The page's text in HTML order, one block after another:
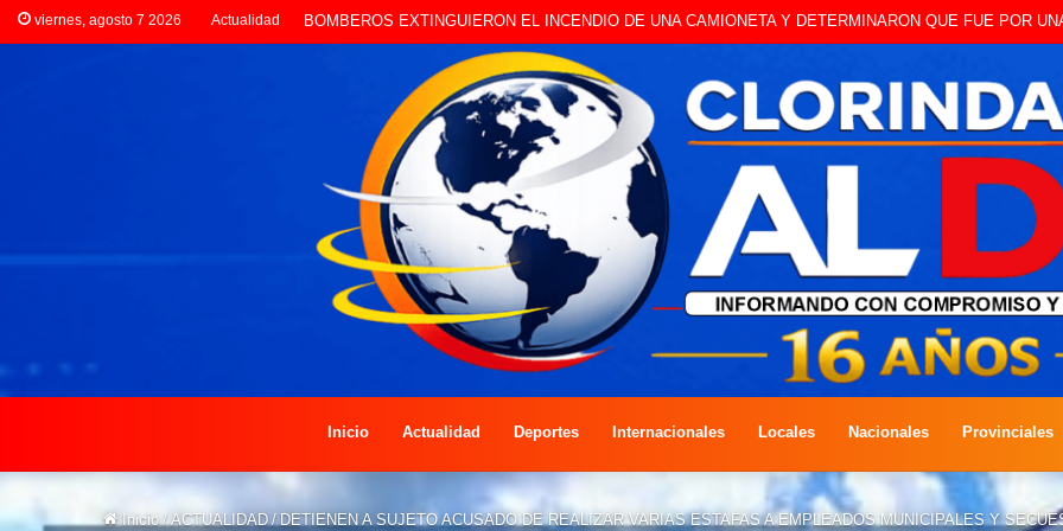
viernes, agosto 7 2026 Actualidad LA POLICÍA INVESTIGA ROBO A CAMBISTA OCURRIDO ESTE JUEVES
Inicio Actualidad Deportes Internacionales Locales Nacionales Provinciales
Inicio / ACTUALIDAD / DETIENEN A SUJETO ACUSADO DE REALIZAR VARIAS ESTAFAS A EMPLEADOS MUNICIPALES Y